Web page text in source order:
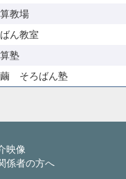
教場
ん教室
塾
そろばん塾
映像
係者の方へ